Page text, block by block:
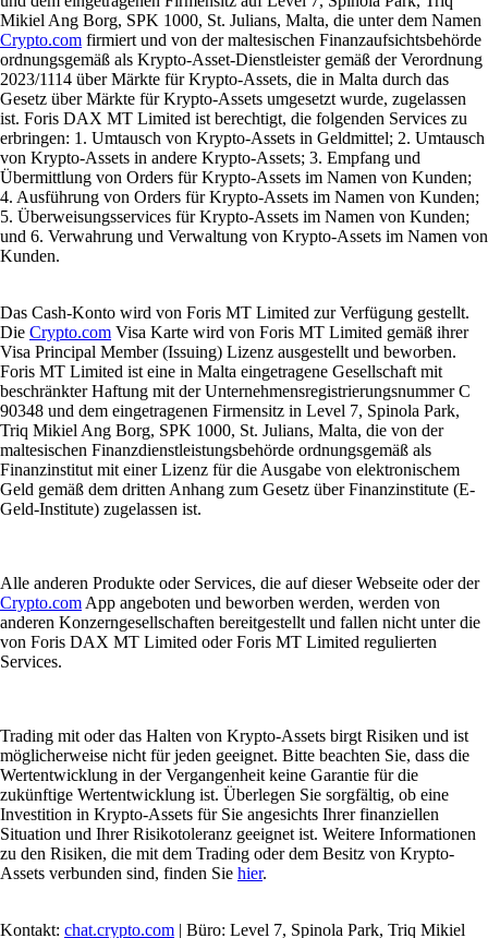
Mikiel Ang Borg, SPK 1000, St. Julians, Malta, die unter dem Namen
Crypto.com firmiert und von der maltesischen Finanzaufsichtsbehörde
ordnungsgemäß als Krypto-Asset-Dienstleister gemäß der Verordnung
2023/1114 über Märkte für Krypto-Assets, die in Malta durch das
Gesetz über Märkte für Krypto-Assets umgesetzt wurde, zugelassen
ist. Foris DAX MT Limited ist berechtigt, die folgenden Services zu
erbringen: 1. Umtausch von Krypto-Assets in Geldmittel; 2. Umtausch
von Krypto-Assets in andere Krypto-Assets; 3. Empfang und
Übermittlung von Orders für Krypto-Assets im Namen von Kunden;
4. Ausführung von Orders für Krypto-Assets im Namen von Kunden;
5. Überweisungsservices für Krypto-Assets im Namen von Kunden;
und 6. Verwahrung und Verwaltung von Krypto-Assets im Namen von
Kunden.
Das Cash-Konto wird von Foris MT Limited zur Verfügung gestellt.
Die Crypto.com Visa Karte wird von Foris MT Limited gemäß ihrer
Visa Principal Member (Issuing) Lizenz ausgestellt und beworben.
Foris MT Limited ist eine in Malta eingetragene Gesellschaft mit
beschränkter Haftung mit der Unternehmensregistrierungsnummer C
90348 und dem eingetragenen Firmensitz in Level 7, Spinola Park,
Triq Mikiel Ang Borg, SPK 1000, St. Julians, Malta, die von der
maltesischen Finanzdienstleistungsbehörde ordnungsgemäß als
Finanzinstitut mit einer Lizenz für die Ausgabe von elektronischem
Geld gemäß dem dritten Anhang zum Gesetz über Finanzinstitute (E-
Geld-Institute) zugelassen ist.
Alle anderen Produkte oder Services, die auf dieser Webseite oder der
Crypto.comApp angeboten und beworben werden, werden von
anderen Konzerngesellschaften bereitgestellt und fallen nicht unter die
von Foris DAX MT Limited oder Foris MT Limited regulierten
Services.
Trading mit oder das Halten von Krypto-Assets birgt Risiken und ist
möglicherweise nicht für jeden geeignet. Bitte beachten Sie, dass die
Wertentwicklung in der Vergangenheit keine Garantie für die
zukünftige Wertentwicklung ist. Überlegen Sie sorgfältig, ob eine
Investition in Krypto-Assets für Sie angesichts Ihrer finanziellen
Situation und Ihrer Risikotoleranz geeignet ist. Weitere Informationen
zu den Risiken, die mit dem Trading oder dem Besitz von Krypto-
Assets verbunden sind, finden Sie hier.
Kontakt: chat.crypto.com | Büro: Level 7, Spinola Park, Triq Mikiel